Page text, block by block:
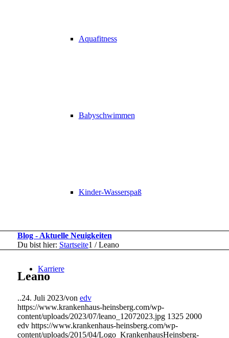
Aquafitness
Babyschwimmen
Kinder-Wasserspaß
Karriere
Blog - Aktuelle Neuigkeiten
Du bist hier: Startseite1 / Leano
Leano
..24. Juli 2023/von edv
https://www.krankenhaus-heinsberg.com/wp-
content/uploads/2023/07/leano_12072023.jpg 1325 2000
edv https://www.krankenhaus-heinsberg.com/wp-
content/uploads/2015/04/Logo_KrankenhausHeinsberg-